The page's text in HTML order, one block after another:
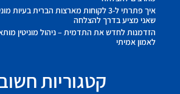
איך פתרתי ל-3 לקוחות מארצות הברית
שאני מציע בדרך להצלחה
הזדמנות לחדש את התדמית – ניהול מוניטין
לאמון אמיתי
קטגוריות